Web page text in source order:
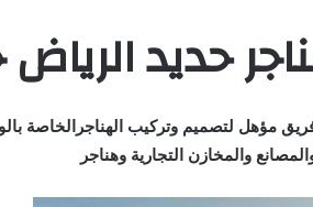
حديد
مؤهل لتصميم وتركيب الهناجرالخاصة
والمخازن التجارية وهناجر